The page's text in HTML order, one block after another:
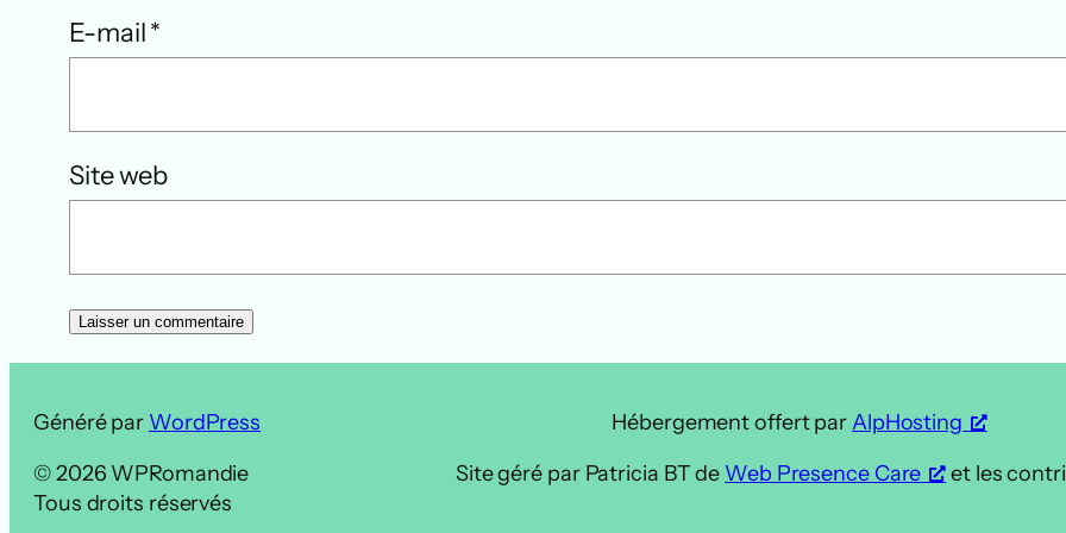
E-mail*
Site web
Généré par WordPress
© 2026 WPRomandie
Tous droits réservés
Hébergement offert parAlpHosting
Site géré par Patricia BT de Web Presence Care et les